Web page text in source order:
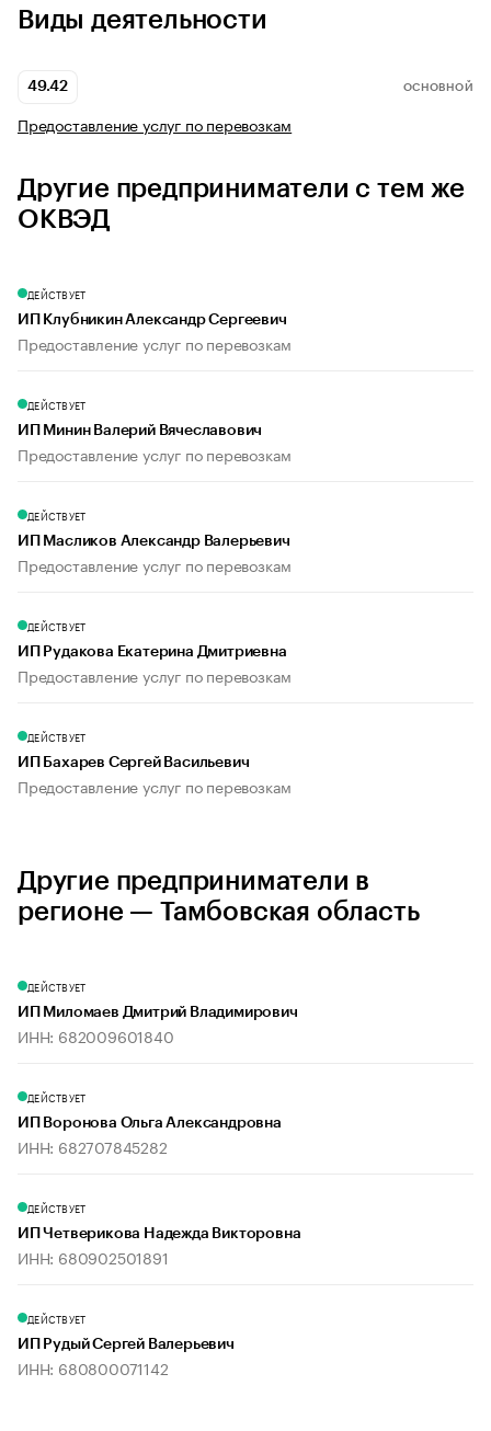
Виды деятельности
49.42 ОСНОВНОЙ
Предоставление услуг по перевозкам
Другие предприниматели с тем же
ОКВЭД
ДЕЙСТВУЕТ
ИП Клубникин Александр Сергеевич
Предоставление услуг по перевозкам
ДЕЙСТВУЕТ
ИП Минин Валерий Вячеславович
Предоставление услуг по перевозкам
ДЕЙСТВУЕТ
ИП Масликов Александр Валерьевич
Предоставление услуг по перевозкам
ДЕЙСТВУЕТ
ИП Рудакова Екатерина Дмитриевна
Предоставление услуг по перевозкам
ДЕЙСТВУЕТ
ИП Бахарев Сергей Васильевич
Предоставление услуг по перевозкам
Другие предприниматели в
регионе — Тамбовская область
ДЕЙСТВУЕТ
ИП Миломаев Дмитрий Владимирович
ИНН: 682009601840
ДЕЙСТВУЕТ
ИП Воронова Ольга Александровна
ИНН: 682707845282
ДЕЙСТВУЕТ
ИП Четверикова Надежда Викторовна
ИНН: 680902501891
ДЕЙСТВУЕТ
ИП Рудый Сергей Валерьевич
ИНН: 680800071142